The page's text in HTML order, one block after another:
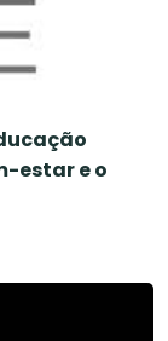
estar e o